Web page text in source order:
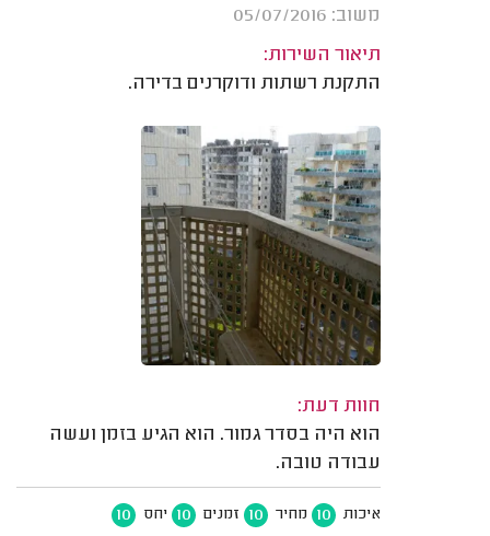
משוב: 05/07/2016
תיאור השירות:
התקנת רשתות ודוקרנים בדירה.
חוות דעת:
הוא היה בסדר גמור. הוא הגיע בזמן ועשה
עבודה טובה.
איכות 10 מחיר 10 זמנים 10 יחס 10